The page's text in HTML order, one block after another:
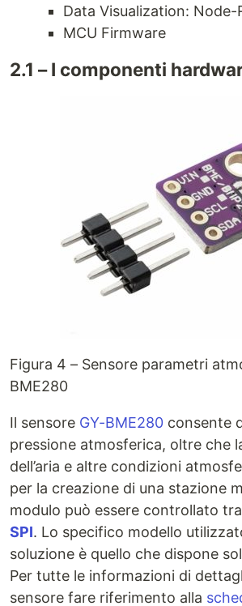
Data Visualization: Node-
MCU Firmware
2.1 – I componenti
Figura 4 – Sensore parametri
BME280
Il sensore GY-BME280 consente
pressione atmosferica, oltre che
dell’aria e altre condizioni
per la creazione di una stazione
modulo può essere controllato
SPI. Lo specifico modello
soluzione è quello che dispone
Per tutte le informazioni di
sensore fare riferimento alla